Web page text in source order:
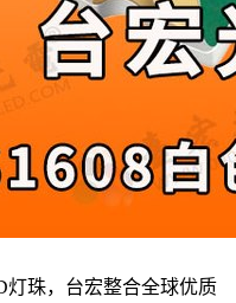
灯珠，台宏整合全球优质